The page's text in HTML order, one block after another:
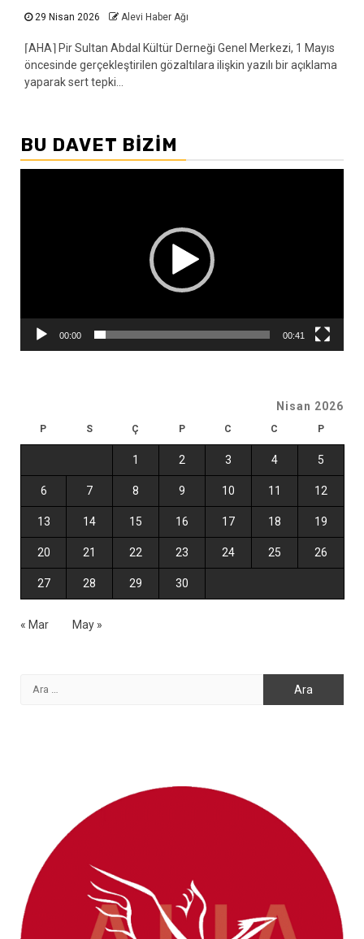
29 Nisan 2026 Alevi Haber Ağı
⌈AHA⌉ Pir Sultan Abdal Kültür Derneği Genel Merkezi, 1 Mayıs
öncesinde gerçekleştirilen gözaltılara ilişkin yazılı bir açıklama
yaparak sert tepki...
BU DAVET BIZIM
00:00 00:41
Nisan 2026
P S Ç P C C P
1 2 3 4 5
6 7 8 9 10 11 12
13 14 15 16 17 18 19
20 21 22 23 24 25 26
27 28 29 30
« Mar May »